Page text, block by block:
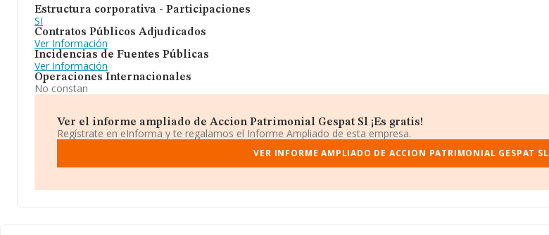
Estructura corporativa - Participaciones
SI
Contratos Públicos Adjudicados
Ver Información
Incidencias de Fuentes Públicas
Ver Información
Operaciones Internacionales
No constan
Ver el informe ampliado de Accion Patrimonial Gespat Sl ¡Es gratis!
Regístrate en eInforma y te regalamos el Informe Ampliado de esta empresa.
VER INFORME AMPLIADO DE ACCION PATRIMONIAL GESPAT SL